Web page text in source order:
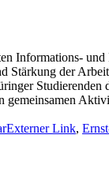
Informations-
Stärkung der
Externer Link,